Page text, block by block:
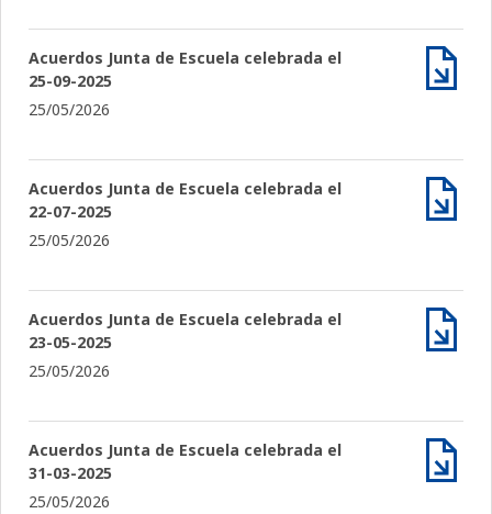
Acuerdos Junta de Escuela celebrada el
25-09-2025
25/05/2026
Acuerdos Junta de Escuela celebrada el
22-07-2025
25/05/2026
Acuerdos Junta de Escuela celebrada el
23-05-2025
25/05/2026
Acuerdos Junta de Escuela celebrada el
31-03-2025
25/05/2026